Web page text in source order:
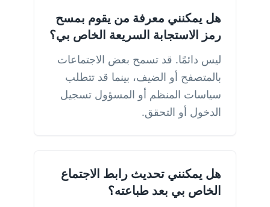
هل يمكنني معرفة من يقوم بمسح
رمز الاستجابة السريعة الخاص بي؟
ليس دائمًا. قد تسمح بعض الاجتماعات
بالمتصفح أو الضيف، بينما قد تتطلب
سياسات المنظم أو المسؤول تسجيل
الدخول أو التحقق.
هل يمكنني تحديث رابط الاجتماع
الخاص بي بعد طباعته؟